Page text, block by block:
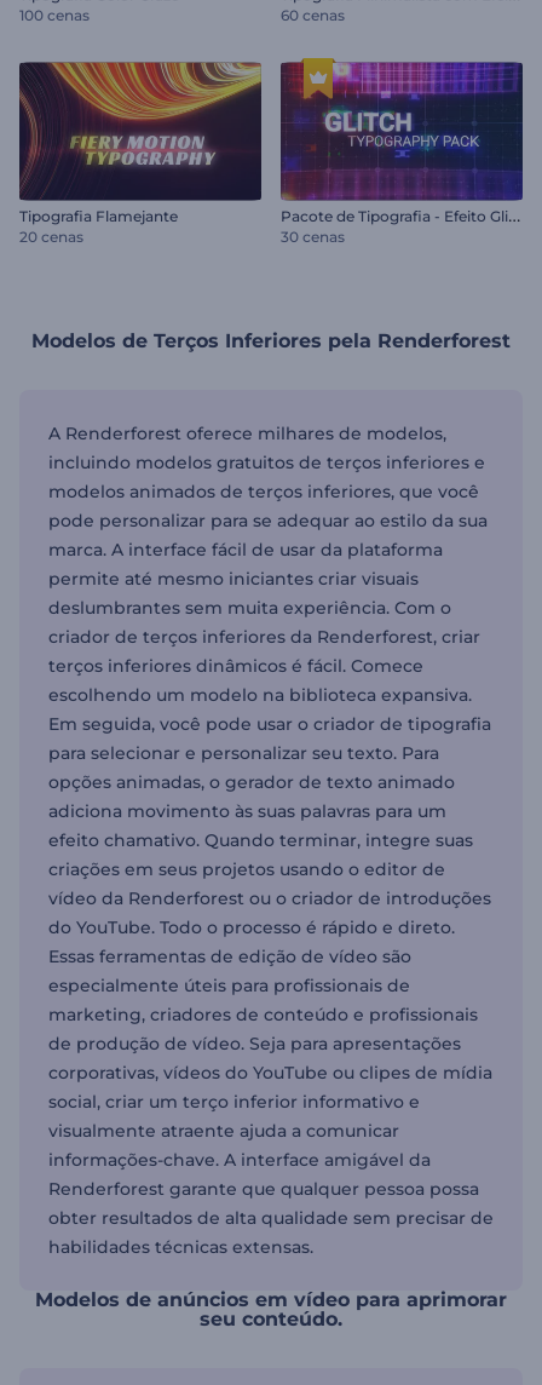
100 cenas
60 cenas
Tipografia Flamejante
20 cenas
P
acote de Tipografia - Efeito Glitch
30 cenas
Modelos de Terços Inferiores pela Renderforest
A Renderforest oferece milhares de modelos,
incluindo modelos gratuitos de terços inferiores e
modelos animados de terços inferiores, que você
pode personalizar para se adequar ao estilo da sua
marca. A interface fácil de usar da plataforma
permite até mesmo iniciantes criar visuais
deslumbrantes sem muita experiência. Com o
criador de terços inferiores da Renderforest, criar
terços inferiores dinâmicos é fácil. Comece
escolhendo um modelo na biblioteca expansiva.
Em seguida, você pode usar o criador de tipografia
para selecionar e personalizar seu texto. Para
opções animadas, o gerador de texto animado
adiciona movimento às suas palavras para um
efeito chamativo. Quando terminar, integre suas
criações em seus projetos usando o editor de
vídeo da Renderforest ou o criador de introduções
do YouTube. Todo o processo é rápido e direto.
Essas ferramentas de edição de vídeo são
especialmente úteis para profissionais de
marketing, criadores de conteúdo e profissionais
de produção de vídeo. Seja para apresentações
corporativas, vídeos do YouTube ou clipes de mídia
social, criar um terço inferior informativo e
visualmente atraente ajuda a comunicar
informações-chave. A interface amigável da
Renderforest garante que qualquer pessoa possa
obter resultados de alta qualidade sem precisar de
habilidades técnicas extensas.
Modelos de anúncios em vídeo para aprimorar
seu conteúdo.